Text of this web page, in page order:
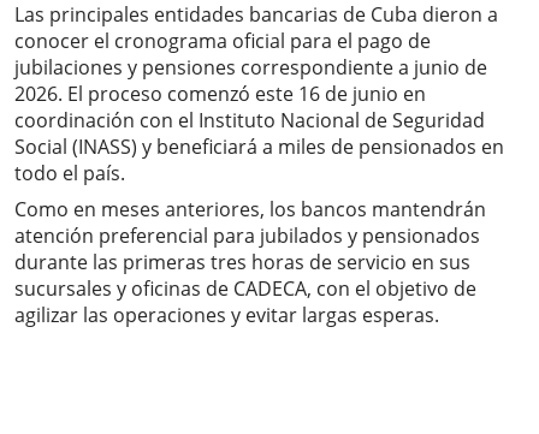
Las principales entidades bancarias de Cuba dieron a
conocer el cronograma oficial para el pago de
jubilaciones y pensiones correspondiente a junio de
2026. El proceso comenzó este 16 de junio en
coordinación con el Instituto Nacional de Seguridad
Social (INASS) y beneficiará a miles de pensionados en
todo el país.
Como en meses anteriores, los bancos mantendrán
atención preferencial para jubilados y pensionados
durante las primeras tres horas de servicio en sus
sucursales y oficinas de CADECA, con el objetivo de
agilizar las operaciones y evitar largas esperas.